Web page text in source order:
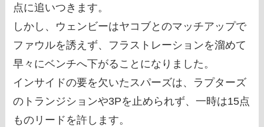
点に追いつきます。
しかし、ウェンビーはヤコブとのマッチアップで
ファウルを誘えず、フラストレーションを溜めて
早々にベンチへ下がることになりました。
インサイドの要を欠いたスパーズは、ラプターズ
のトランジションや3Pを止められず、一時は15点
ものリードを許します。